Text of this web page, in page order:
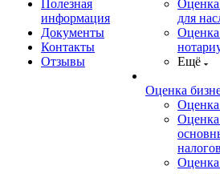
Полезная
информация
Документы
Контакты
Отзывы
Оценка
для
Ещё
Оценка
Оценка